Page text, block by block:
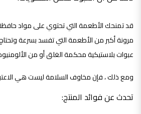
قد تمنحك الأطعمة التي تحتوي على مواد
مرونة أكبر من الأطعمة التي تفسد بسرعة
عبوات بلاستيكية محكمة الغلق أو من
ومع ذلك ، فإن مخاوف السلامة ليست هي
تحدث عن فوائد المنتج: